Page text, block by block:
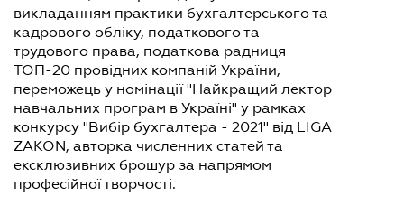
викладанням практики бухгалтерського та
кадрового обліку, податкового та
трудового права, податкова радниця
ТОП-20 провідних компаній України,
переможець у номінації "Найкращий лектор
навчальних програм в Україні" у рамках
конкурсу "Вибір бухгалтера - 2021" від LIGA
ZAKON, авторка численних статей та
ексклюзивних брошур за напрямом
професійної творчості.